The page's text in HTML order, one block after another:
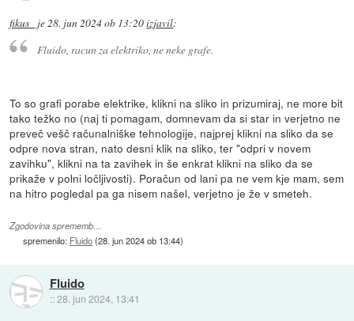
fikus_ je28. jun 2024 ob 13:20izjavil:
Fluido, racun za elektriko, ne neke grafe.
To so grafi porabe elektrike, klikni na sliko in prizumiraj, ne more bit
tako težko no (naj ti pomagam, domnevam da si star in verjetno ne
preveč vešč računalniške tehnologije, najprej klikni na sliko da se
odpre nova stran, nato desni klik na sliko, ter "odpri v novem
zavihku", klikni na ta zavihek in še enkrat klikni na sliko da se
prikaže v polni ločljivosti). Poračun od lani pa ne vem kje mam, sem
na hitro pogledal pa ga nisem našel, verjetno je že v smeteh.
Zgodovina sprememb…
spremenilo: Fluido(28. jun 2024 ob 13:44)
Fluido
::28. jun 2024, 13:41